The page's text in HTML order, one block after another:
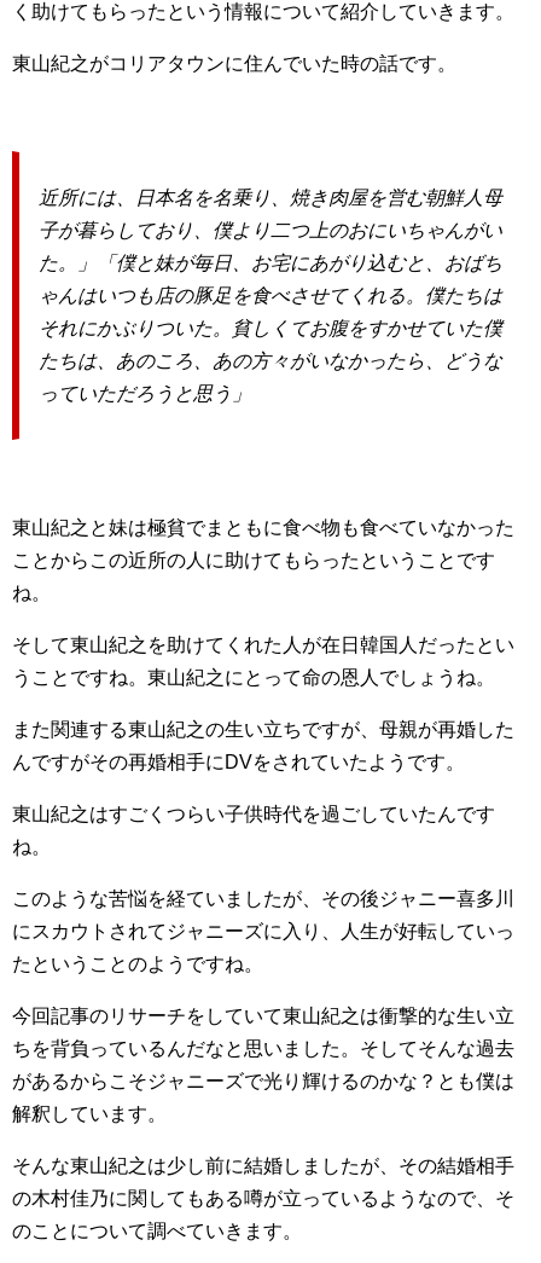
く助けてもらったという情報について紹介していきます。
東山紀之がコリアタウンに住んでいた時の話です。
近所には、日本名を名乗り、焼き肉屋を営む朝鮮人母
子が暮らしており、僕より二つ上のおにいちゃんがい
た。」「僕と妹が毎日、お宅にあがり込むと、おばち
ゃんはいつも店の豚足を食べさせてくれる。僕たちは
それにかぶりついた。貧しくてお腹をすかせていた僕
たちは、あのころ、あの方々がいなかったら、どうな
っていただろうと思う」
東山紀之と妹は極貧でまともに食べ物も食べていなかった
ことからこの近所の人に助けてもらったということです
ね。
そして東山紀之を助けてくれた人が在日韓国人だったとい
うことですね。東山紀之にとって命の恩人でしょうね。
また関連する東山紀之の生い立ちですが、母親が再婚した
んですがその再婚相手にDVをされていたようです。
東山紀之はすごくつらい子供時代を過ごしていたんです
ね。
このような苦悩を経ていましたが、その後ジャニー喜多川
にスカウトされてジャニーズに入り、人生が好転していっ
たということのようですね。
今回記事のリサーチをしていて東山紀之は衝撃的な生い立
ちを背負っているんだなと思いました。そしてそんな過去
があるからこそジャニーズで光り輝けるのかな？とも僕は
解釈しています。
そんな東山紀之は少し前に結婚しましたが、その結婚相手
の木村佳乃に関してもある噂が立っているようなので、そ
のことについて調べていきます。